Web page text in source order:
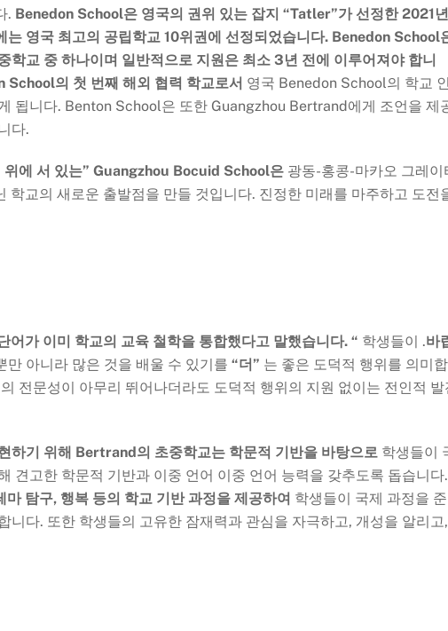
. Benedon School은 영국의 권위 있는 잡지 “Tatler”가 선정한 2021년
영국 최고의 공립학교 10위권에 선정되었습니다. Benedon School
학교 중 하나이며 일반적으로 지원은 최소 3년 전에 이루어져야 합니
의 첫 번째 해외 협력 학교로서 영국 Benedon School의 학교
됩니다. Benton School은 또한 Guangzhou Bertrand에게 조언을 제
다.
위에 서 있는” Guangzhou Bocuid School은 광동-홍콩-마카오 그레이
학교의 새로운 출발점을 만들 것입니다. 진정한 미래를 마주하고 도전
어가 이미 학교의 교육 철학을 통합했다고 말했습니다. “ 학생들이 .바
아니라 많은 것을 배울 수 있기를 “더” 는 좋은 도덕적 행위를 의미
전문성이 아무리 뛰어나더라도 도덕적 행위의 지원 없이는 전인적 발
하기 위해 Bertrand의 초중학교는 학문적 기반을 바탕으로 학생들이
견고한 학문적 기반과 이중 언어 이중 언어 능력을 갖추도록 돕습니다.
탐구, 행복 등의 학교 기반 과정을 제공하여 학생들이 국제 과정을
니다. 또한 학생들의 고유한 잠재력과 관심을 자극하고, 개성을 알리고,